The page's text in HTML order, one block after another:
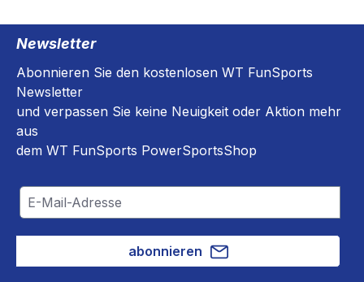
Newsletter
Abonnieren Sie den kostenlosen WT FunSports
Newsletter
und verpassen Sie keine Neuigkeit oder Aktion mehr
aus
dem WT FunSports PowerSportsShop
abonnieren